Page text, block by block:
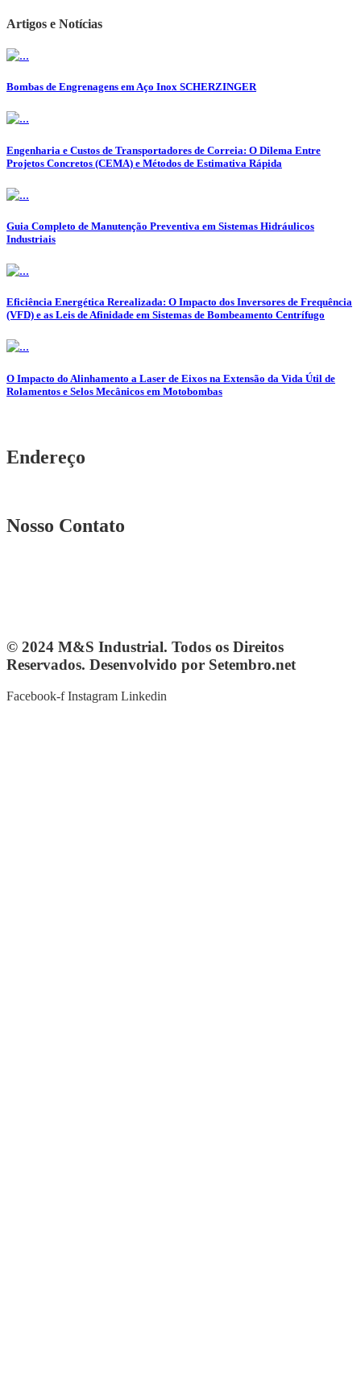
Artigos e Notícias
Bombas de Engrenagens em Aço Inox SCHERZINGER
Engenharia e Custos de Transportadores de Correia: O Dilema Entre
Projetos Concretos (CEMA) e Métodos de Estimativa Rápida
Guia Completo de Manutenção Preventiva em Sistemas Hidráulicos
Industriais
Eficiência Energética Rerealizada: O Impacto dos Inversores de Frequência
(VFD) e as Leis de Afinidade em Sistemas de Bombeamento Centrífugo
O Impacto do Alinhamento a Laser de Eixos na Extensão da Vida Útil de
Rolamentos e Selos Mecânicos em Motobombas
Endereço
Nosso Contato
© 2024 M&S Industrial. Todos os Direitos
Reservados. Desenvolvido por Setembro.net
Facebook-f Instagram Linkedin